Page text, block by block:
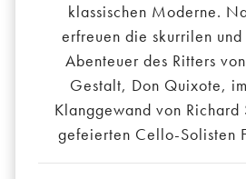
klassischen Moderne.
erfreuen die skurrilen
Abenteuer des Ritters
Gestalt, Don Quixote,
Klanggewand von Richard
gefeierten Cello-Solisten